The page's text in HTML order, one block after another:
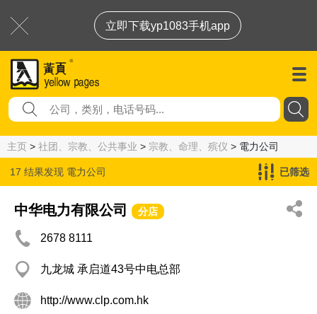
立即下载yp1083手机app
主页 > 社团、宗教、公共事业 > 宗教、命理、殡仪 > 電力公司
17 结果发现 電力公司 已筛选
中华电力有限公司 分店
2678 8111
九龙城 承启道43号中电总部
http://www.clp.com.hk